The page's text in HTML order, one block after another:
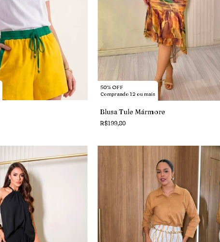
50% OFF
Comprando 12 ou mais
Blusa Tule Mármore
R$199,80